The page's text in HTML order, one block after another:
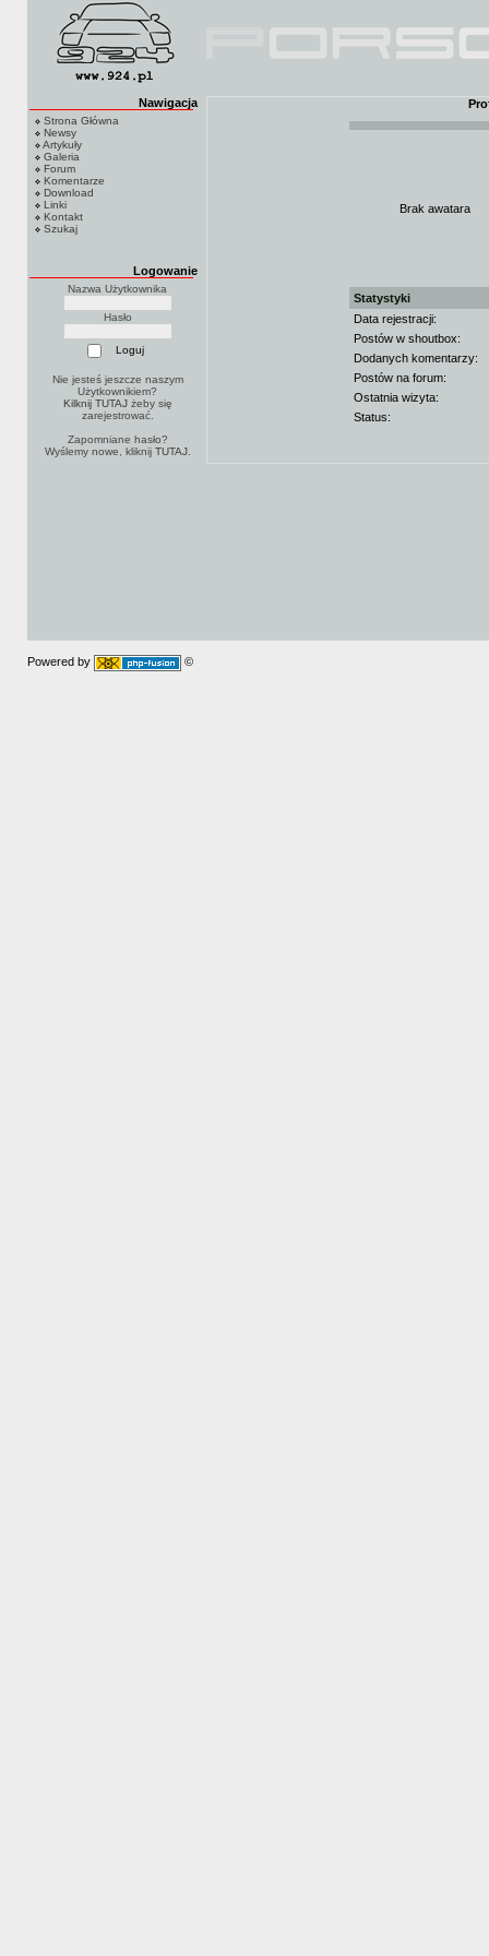
Nawigacja
Strona Główna
Newsy
Artykuły
Galeria
Forum
Komentarze
Download
Linki
Kontakt
Szukaj
Logowanie
Nazwa Użytkownika
Hasło
Nie jesteś jeszcze naszym
Użytkownikiem?
Kilknij TUTAJżeby się
zarejestrować.
Zapomniane hasło?
Wyślemy nowe, kliknij TUTAJ.
Brak awatara
Statystyki
Data rejestracji:
Postów w shoutbox:
Dodanych komentarzy:
Postów na forum:
Ostatnia wizyta:
Status:
Powered by ©